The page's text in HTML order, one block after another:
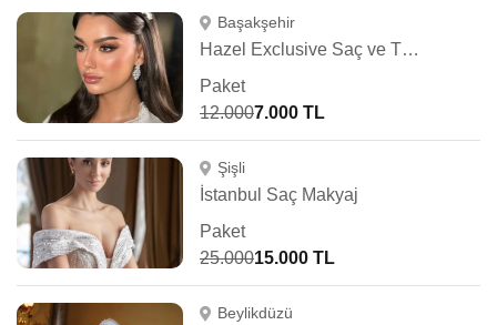
Başakşehir
Hazel Exclusive Saç ve Türban Tasarım
Paket
12.0007.000 TL
Şişli
İstanbul Saç Makyaj
Paket
25.00015.000 TL
Beylikdüzü